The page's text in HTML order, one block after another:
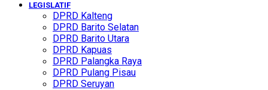
LEGISLATIF
DPRD Kalteng
DPRD Barito Selatan
DPRD Barito Utara
DPRD Kapuas
DPRD Palangka Raya
DPRD Pulang Pisau
DPRD Seruyan